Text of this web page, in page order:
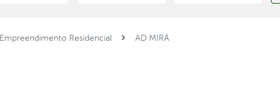
Empreendimento Residencial AD MIRÁ